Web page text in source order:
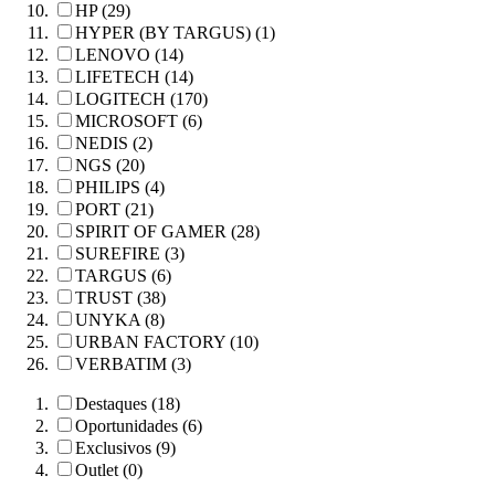
HP (29)
HYPER (BY TARGUS) (1)
LENOVO (14)
LIFETECH (14)
LOGITECH (170)
MICROSOFT (6)
NEDIS (2)
NGS (20)
PHILIPS (4)
PORT (21)
SPIRIT OF GAMER (28)
SUREFIRE (3)
TARGUS (6)
TRUST (38)
UNYKA (8)
URBAN FACTORY (10)
VERBATIM (3)
Destaques (18)
Oportunidades (6)
Exclusivos (9)
Outlet (0)